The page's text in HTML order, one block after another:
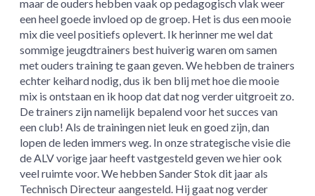
maar de ouders hebben vaak op pedagogisch vlak weer
een heel goede invloed op de groep. Het is dus een mooie
mix die veel positiefs oplevert. Ik herinner me wel dat
sommige jeugdtrainers best huiverig waren om samen
met ouders training te gaan geven. We hebben de trainers
echter keihard nodig, dus ik ben blij met hoe die mooie
mix is ontstaan en ik hoop dat dat nog verder uitgroeit zo.
De trainers zijn namelijk bepalend voor het succes van
een club! Als de trainingen niet leuk en goed zijn, dan
lopen de leden immers weg. In onze strategische visie die
de ALV vorige jaar heeft vastgesteld geven we hier ook
veel ruimte voor. We hebben Sander Stok dit jaar als
Technisch Directeur aangesteld. Hij gaat nog verder